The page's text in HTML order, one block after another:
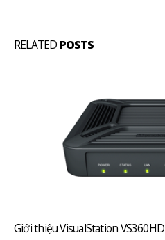
RELATED POSTS
Giới thiệu VisualStation VS360HD